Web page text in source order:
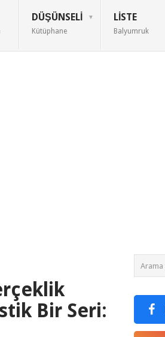
DÜŞÜNSELI
Kütüphane
LISTE
Balyumruk
Bir Seri: